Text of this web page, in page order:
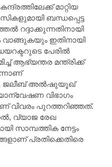
മാറ്റിയ
ബന്ധപ്പെട്ട
റദ്ദാക്കുന്നതിനായി
ഇതിനായി
പേരിൽ
ആഭ്യന്തര മന്ത്രിക്ക്
ജലീബ് അൽഷുയൂഖ്
വിഭാഗം
വിവരം പുറത്തറിഞ്ഞത്.
വ്യാജ രേഖ
സാമ്പത്തിക നേട്ടം
പ്രതിക്കെതിരെ